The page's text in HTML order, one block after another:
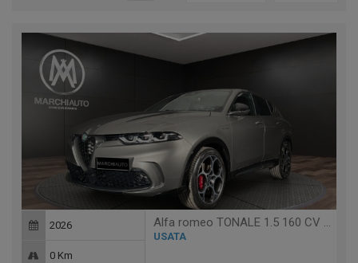
Alfa romeo TONALE 1.5 160 CV MHEV TCT7 VELOCE
USATA
2026
0 Km